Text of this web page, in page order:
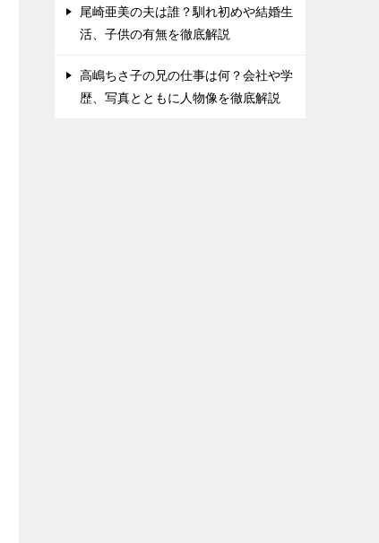
尾崎亜美の夫は誰？馴れ初めや結婚生
活、子供の有無を徹底解説
高嶋ちさ子の兄の仕事は何？会社や学
歴、写真とともに人物像を徹底解説